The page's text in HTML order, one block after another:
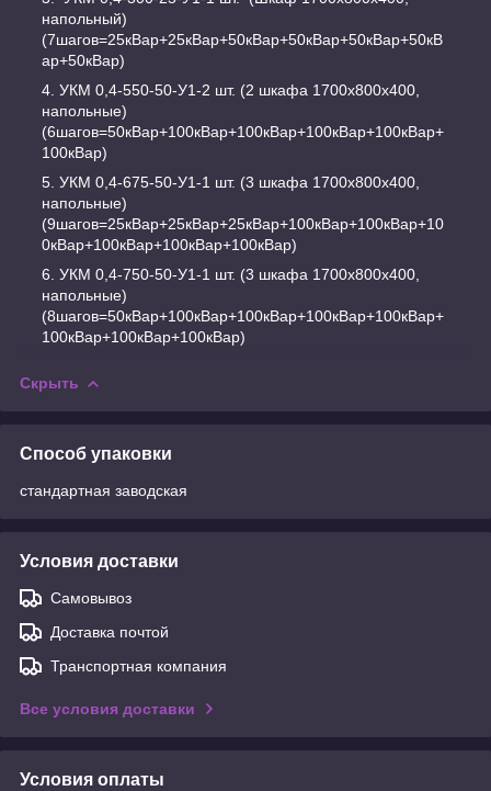
напольный)
(7шагов=25кВар+25кВар+50кВар+50кВар+50кВар+50кВ
ар+50кВар)
УКМ 0,4-550-50-У1-2 шт. (2 шкафа 1700х800х400,
напольные)
(6шагов=50кВар+100кВар+100кВар+100кВар+100кВар+
100кВар)
УКМ 0,4-675-50-У1-1 шт. (3 шкафа 1700х800х400,
напольные)
(9шагов=25кВар+25кВар+25кВар+100кВар+100кВар+10
0кВар+100кВар+100кВар+100кВар)
УКМ 0,4-750-50-У1-1 шт. (3 шкафа 1700х800х400,
напольные)
(8шагов=50кВар+100кВар+100кВар+100кВар+100кВар+
100кВар+100кВар+100кВар)
Скрыть
Способ упаковки
стандартная заводская
Условия доставки
Самовывоз
Доставка почтой
Транспортная компания
Все условия доставки
Условия оплаты